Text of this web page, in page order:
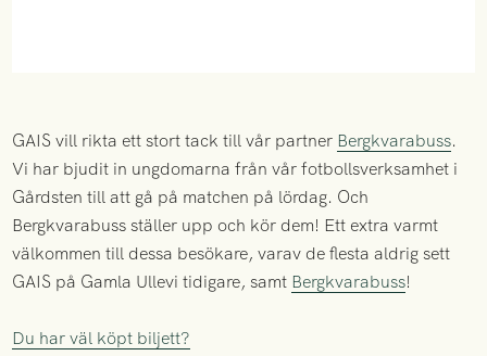
GAIS vill rikta ett stort tack till vår partner Bergkvarabuss.
Vi har bjudit in ungdomarna från vår fotbollsverksamhet i
Gårdsten till att gå på matchen på lördag. Och
Bergkvarabuss ställer upp och kör dem! Ett extra varmt
välkommen till dessa besökare, varav de flesta aldrig sett
GAIS på Gamla Ullevi tidigare, samt Bergkvarabuss!
Du har väl köpt biljett?